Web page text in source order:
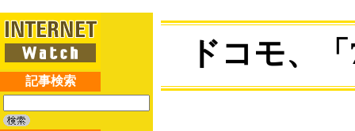
記事検索
ドコモ、